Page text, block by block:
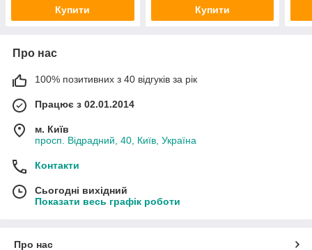
Купити Купити
Про нас
100% позитивних з 40 відгуків за рік
Працює з 02.01.2014
м. Київ
просп. Відрадний, 40, Київ, Україна
Контакти
Сьогодні вихідний
Показати весь графік роботи
Про нас